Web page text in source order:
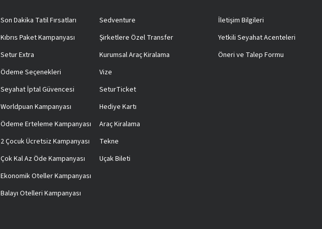
Son Dakika Tatil Fırsatları
Kıbrıs Paket Kampanyası
Setur Extra
Ödeme Seçenekleri
Seyahat İptal Güvencesi
Worldpuan Kampanyası
Ödeme Erteleme Kampanyası
2 Çocuk Ücretsiz Kampanyası
Çok Kal Az Öde Kampanyası
Ekonomik Oteller Kampanyası
Balayı Otelleri Kampanyası
Sedventure
Şirketlere Özel Transfer
Kurumsal Araç Kiralama
Vize
SeturTicket
Hediye Kartı
Araç Kiralama
Tekne
Uçak Bileti
İletişim Bilgileri
Yetkili Seyahat Acenteleri
Öneri ve Talep Formu